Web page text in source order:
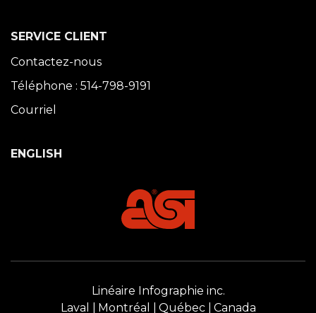
SERVICE CLIENT
Contactez-nous
Téléphone : 514-798-9191
Courriel
ENGLISH
Linéaire Infographie inc.
Laval
Montréal Québec Canada